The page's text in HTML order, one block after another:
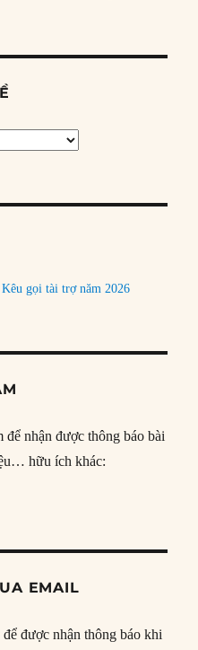
gọi tài trợ năm 2026
nhận được thông báo bài
hữu ích khác:
EMAIL
được nhận thông báo khi